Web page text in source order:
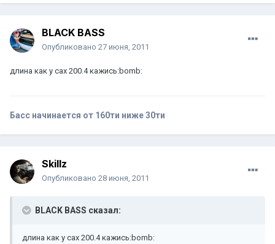
BLACK BASS
Опубликовано 27 июня, 2011
длина как у сах 200.4 кажись:bomb:
Басс начинается от 160ти ниже 30ти
Skillz
Опубликовано 28 июня, 2011
BLACK BASS сказал:
длина как у сах 200.4 кажись:bomb: